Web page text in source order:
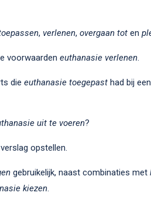
, verlenen, overgaan tot en
voorwaarden euthanasie verlenen.
die euthanasie toegepast had bij
uit te voeren?
opstellen.
gebruikelijk, naast combinaties met
kiezen.